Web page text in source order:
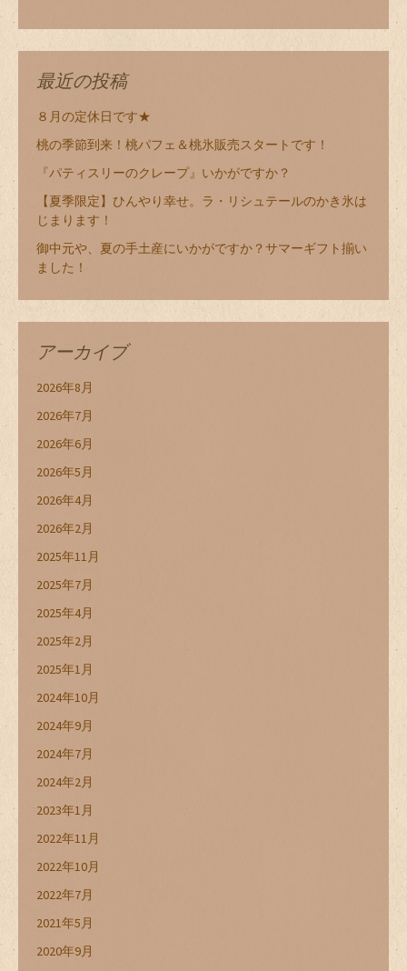
最近の投稿
８月の定休日です★
桃の季節到来！桃パフェ＆桃氷販売スタートです！
『パティスリーのクレープ』いかがですか？
【夏季限定】ひんやり幸せ。ラ・リシュテールのかき氷は
じまります！
御中元や、夏の手土産にいかがですか？サマーギフト揃い
ました！
アーカイブ
2026年8月
2026年7月
2026年6月
2026年5月
2026年4月
2026年2月
2025年11月
2025年7月
2025年4月
2025年2月
2025年1月
2024年10月
2024年9月
2024年7月
2024年2月
2023年1月
2022年11月
2022年10月
2022年7月
2021年5月
2020年9月